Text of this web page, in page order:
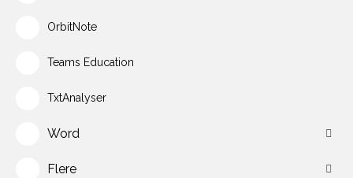
OrbitNote
Teams Education
TxtAnalyser
Word
Flere